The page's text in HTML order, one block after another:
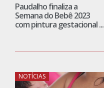
Paudalho finaliza a
Semana do Bebê 2023
com pintura gestacional ...
NOTÍCIAS